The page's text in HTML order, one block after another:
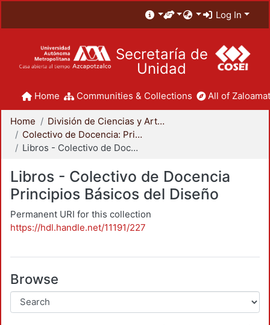
Log In
Secretaría de
Unidad
Home Communities & Collections All of
Home
División de Ciencias y Artes para el Diseño
Colectivo de Docencia: Principios Básicos del Diseño
Libros - Colectivo de Docencia Principios Básicos del Diseño
Libros - Colectivo de Docencia
Principios Básicos del Diseño
Permanent URI for this collection
https://hdl.handle.net/11191/227
Browse